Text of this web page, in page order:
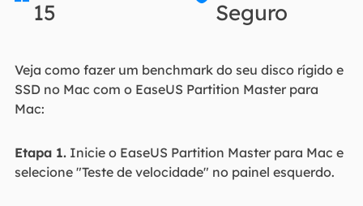
15 Seguro
Veja como fazer um benchmark do seu disco rígido e
SSD no Mac com o EaseUS Partition Master para
Mac:
Etapa 1.Inicie o EaseUS Partition Master para Mac e
selecione "Teste de velocidade" no painel esquerdo.